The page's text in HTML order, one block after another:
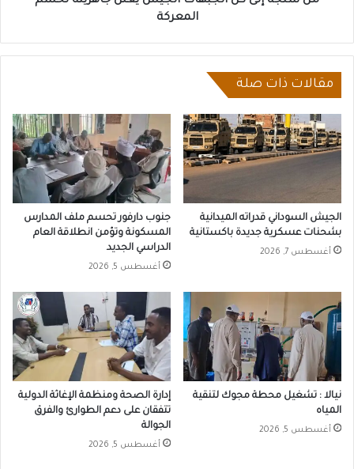
المعركة
مقالات ذات صلة
الجيش السوداني قدراته الميدانية
بشحنات عسكرية جديدة باكستانية
أغسطس 7, 2026
جنوب دارفور تحسم ملف المدارس
المسكونة وتؤمن انطلاقة العام
الدراسي الجديد
أغسطس 5, 2026
نيالا : تشغيل محطة مجوك لتنقية
المياه
أغسطس 5, 2026
إدارة الصحة ومنظمة الإغاثة الدولية
تتفقان على دعم الطوارئ والفرق
الجوالة
أغسطس 5, 2026